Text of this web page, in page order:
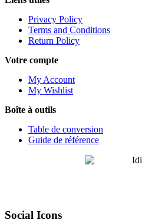
Privacy Policy
Terms and Conditions
Return Policy
Votre compte
My Account
My Wishlist
Boîte à outils
Table de conversion
Guide de référence
Social Icons